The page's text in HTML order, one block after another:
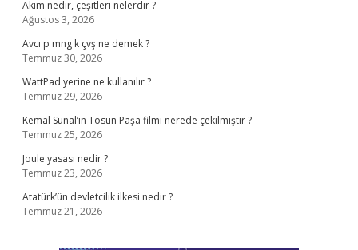
Akım nedir, çeşitleri nelerdir ?
Ağustos 3, 2026
Avcı p mng k çvş ne demek ?
Temmuz 30, 2026
WattPad yerine ne kullanılır ?
Temmuz 29, 2026
Kemal Sunal’ın Tosun Paşa filmi nerede çekilmiştir ?
Temmuz 25, 2026
Joule yasası nedir ?
Temmuz 23, 2026
Atatürk’ün devletcilik ilkesi nedir ?
Temmuz 21, 2026